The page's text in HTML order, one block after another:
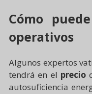
Cómo
operativos
Algunos expertos
tendrá en el precio
autosuficiencia